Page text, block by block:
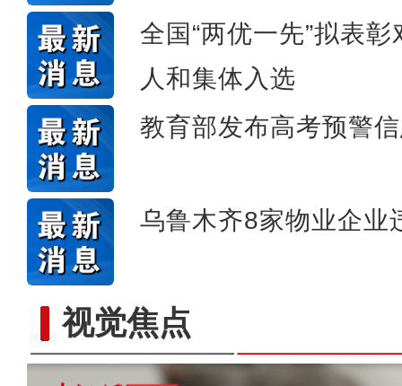
全国“两优一先”拟表
人和集体入选
教育部发布高考预警
乌鲁木齐8家物业企业
视觉焦点以“阅读+文旅+非遗+农技”